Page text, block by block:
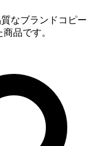
なブランドコピー
品です。